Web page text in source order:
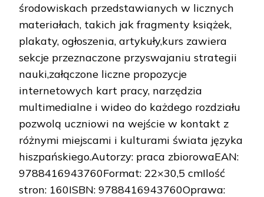
środowiskach przedstawianych w licznych
materiałach, takich jak fragmenty książek,
plakaty, ogłoszenia, artykuły,kurs zawiera
sekcje przeznaczone przyswajaniu strategii
nauki,załączone liczne propozycje
internetowych kart pracy, narzędzia
multimedialne i wideo do każdego rozdziału
pozwolą uczniowi na wejście w kontakt z
różnymi miejscami i kulturami świata języka
hiszpańskiego.Autorzy: praca zbiorowaEAN:
9788416943760Format: 22×30,5 cmIlość
stron: 160ISBN: 9788416943760Oprawa: